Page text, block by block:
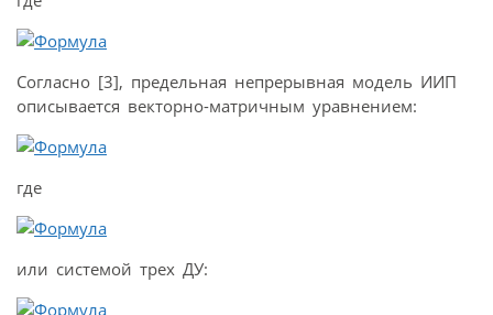
Согласно [3], предельная непрерывная модель ИИП
описывается векторно-матричным уравнением:
где
или системой трех ДУ: